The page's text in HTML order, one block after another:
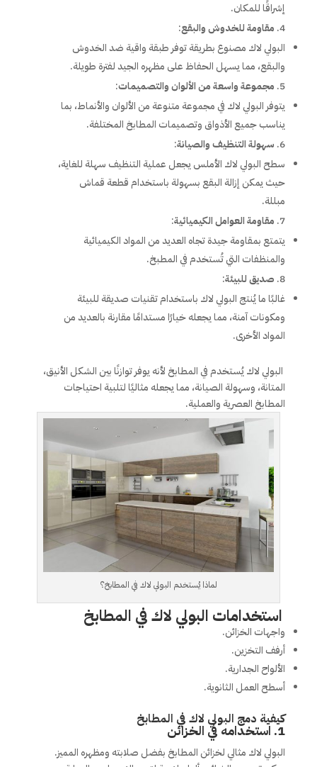
إشراقًا للمكان.
مقاومة للخدوش والبقع:
البولي لاك مصنوع بطريقة توفر طبقة واقية ضد الخدوش
والبقع، مما يسهل الحفاظ على مظهره الجيد لفترة طويلة.
مجموعة واسعة من الألوان والتصميمات:
يتوفر البولي لاك في مجموعة متنوعة من الألوان والأنماط، بما
يناسب جميع الأذواق وتصميمات المطابخ المختلفة.
سهولة التنظيف والصيانة:
سطح البولي لاك الأملس يجعل عملية التنظيف سهلة للغاية،
حيث يمكن إزالة البقع بسهولة باستخدام قطعة قماش
مبللة.
مقاومة العوامل الكيميائية:
يتمتع بمقاومة جيدة تجاه العديد من المواد الكيميائية
والمنظفات التي تُستخدم في المطبخ.
صديق للبيئة:
غالبًا ما يُنتج البولي لاك باستخدام تقنيات صديقة للبيئة
ومكونات آمنة، مما يجعله خيارًا مستدامًا مقارنة بالعديد من
المواد الأخرى.
البولي لاك يُستخدم في المطابخ لأنه يوفر توازنًا بين الشكل الأنيق،
المتانة، وسهولة الصيانة، مما يجعله مثاليًا لتلبية احتياجات
المطابخ العصرية والعملية.
لماذا يُستخدم البولي لاك في المطابخ؟
استخدامات البولي لاك في المطابخ
واجهات الخزائن.
أرفف التخزين.
الألواح الجدارية.
أسطح العمل الثانوية.
كيفية دمج البولي لاك في المطابخ
1. استخدامه في الخزائن
البولي لاك مثالي لخزائن المطابخ بفضل صلابته ومظهره المميز.